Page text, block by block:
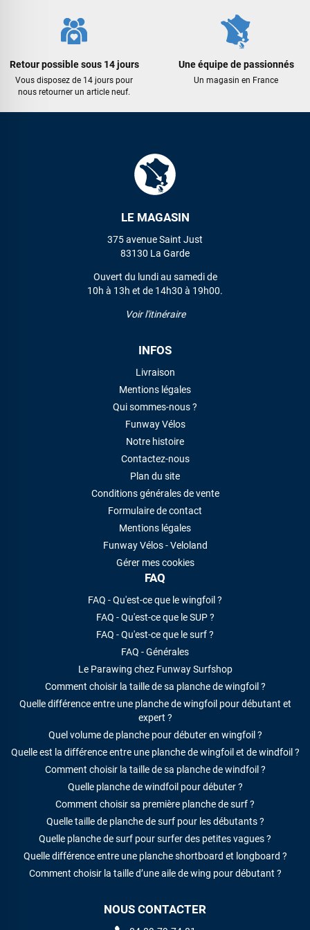
Retour possible sous 14 jours
Vous disposez de 14 jours pour
nous retourner un article neuf.
Une équipe de passionnés
Un magasin en France
LE MAGASIN
375 avenue Saint Just
83130 La Garde
Ouvert du lundi au samedi de
10h à 13h et de 14h30 à 19h00.
Voir l'itinéraire
INFOS
Livraison
Mentions légales
Qui sommes-nous ?
Funway Vélos
Notre histoire
Contactez-nous
Plan du site
Conditions générales de vente
Formulaire de contact
Mentions légales
Funway Vélos - Veloland
Gérer mes cookies
FAQ
FAQ - Qu'est-ce que le wingfoil ?
FAQ - Qu'est-ce que le SUP ?
FAQ - Qu'est-ce que le surf ?
FAQ - Générales
Le Parawing chez Funway Surfshop
Comment choisir la taille de sa planche de wingfoil ?
Quelle différence entre une planche de wingfoil pour débutant et
expert ?
Quel volume de planche pour débuter en wingfoil ?
Quelle est la différence entre une planche de wingfoil et de windfoil ?
Comment choisir la taille de sa planche de windfoil ?
Quelle planche de windfoil pour débuter ?
Comment choisir sa première planche de surf ?
Quelle taille de planche de surf pour les débutants ?
Quelle planche de surf pour surfer des petites vagues ?
Quelle différence entre une planche shortboard et longboard ?
Comment choisir la taille d’une aile de wing pour débutant ?
NOUS CONTACTER